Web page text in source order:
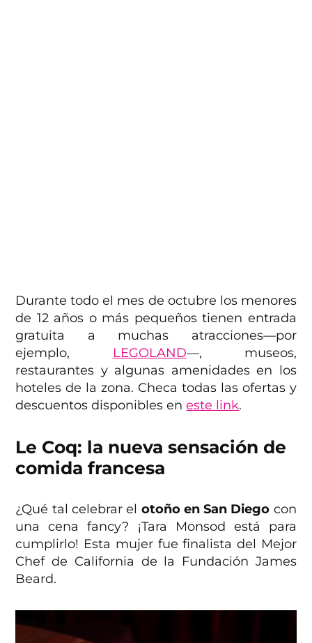
Durante todo el mes de octubre los menores
de 12 años o más pequeños tienen entrada
gratuita a muchas atracciones—por
ejemplo,
LEGOLAND—, museos,
restaurantes y algunas amenidades en los
hoteles de la zona. Checa todas las ofertas y
descuentos disponibles eneste link.
Le Coq: la nueva sensación de
comida francesa
¿Qué tal celebrar el otoño en San Diego con
una cena fancy? ¡Tara Monsod está para
cumplirlo! Esta mujer fue finalista del Mejor
Chef de California de la Fundación James
Beard.